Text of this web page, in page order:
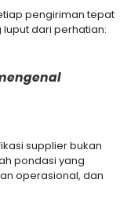
pengiriman tepat
dari perhatian:
supplier bukan
pondasi yang
operasional, dan